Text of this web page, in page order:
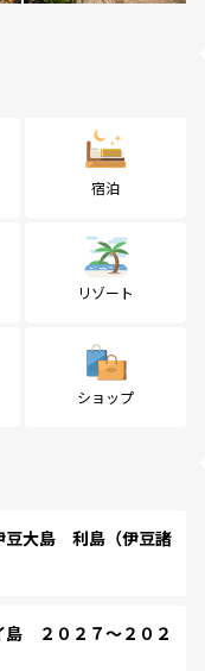
宿泊
リゾート
ショップ
大島 利島（伊豆諸
２０２７～２０２